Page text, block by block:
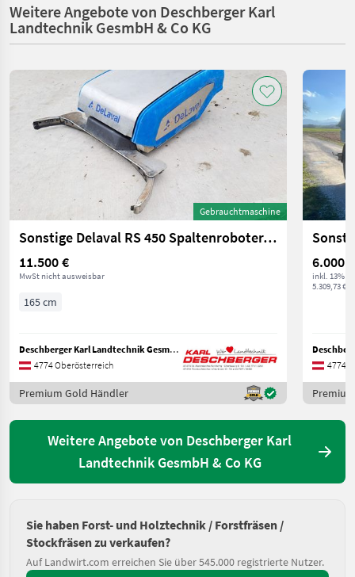
Weitere Angebote von Deschberger Karl
Landtechnik GesmbH & Co KG
Gebrauchtmaschine
Sonstige Delaval RS 450 Spaltenroboter/-schieber
11.500 €
MwSt nicht ausweisbar
165 cm
Deschberger Karl Landtechnik GesmbH & Co KG
4774 Oberösterreich
Premium Gold Händler
6.000 €
inkl. 13%
5.309,73 €
4774
Weitere Angebote von Deschberger Karl
Landtechnik GesmbH & Co KG
Sie haben Forst- und Holztechnik / Forstfräsen /
Stockfräsen zu verkaufen?
Auf Landwirt.com erreichen Sie über 545.000 registrierte Nutzer.